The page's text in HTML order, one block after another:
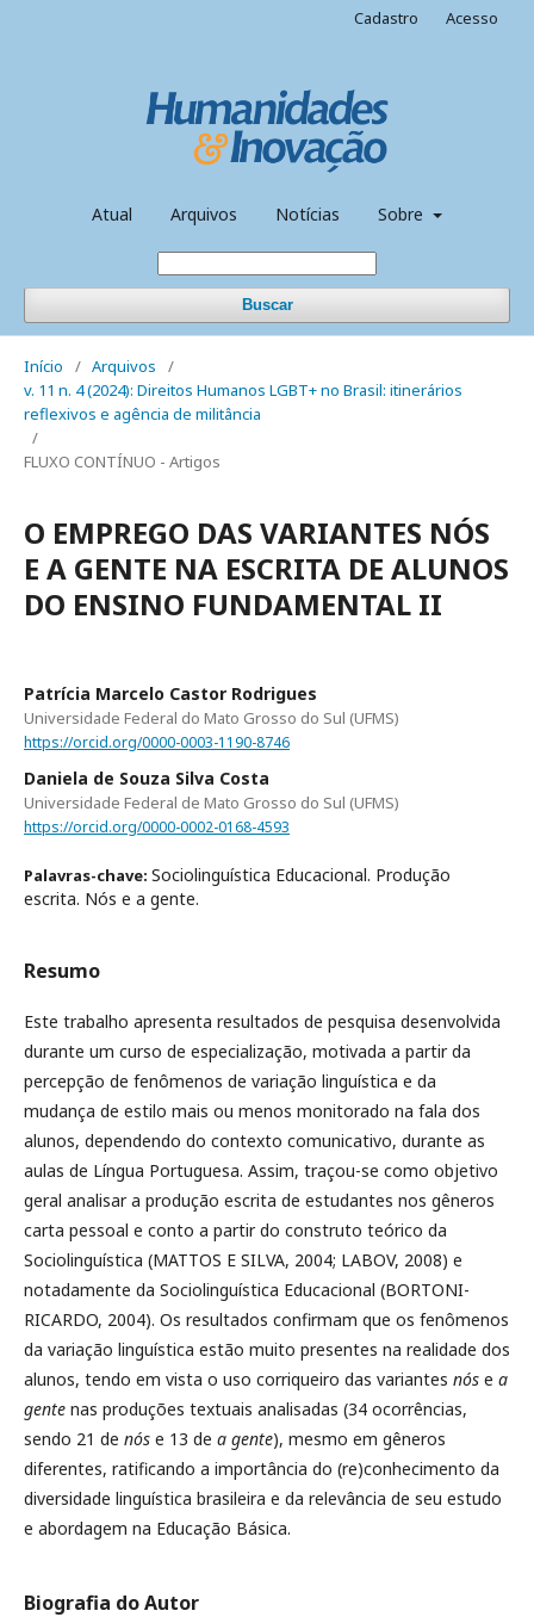
Atual Arquivos Notícias Sobre
Buscar
Cadastro Acesso
Início / Arquivos
/
v. 11 n. 4 (2024): Direitos Humanos LGBT+ no Brasil: itinerários
reflexivos e agência de militância
/
FLUXO CONTÍNUO - Artigos
O EMPREGO DAS VARIANTES NÓS
E A GENTE NA ESCRITA DE ALUNOS
DO ENSINO FUNDAMENTAL II
Patrícia Marcelo Castor Rodrigues
Universidade Federal do Mato Grosso do Sul (UFMS)
https://orcid.org/0000-0003-1190-8746
Daniela de Souza Silva Costa
Universidade Federal de Mato Grosso do Sul (UFMS)
https://orcid.org/0000-0002-0168-4593
Palavras-chave: Sociolinguística Educacional. Produção
escrita. Nós e a gente.
Resumo
Este trabalho apresenta resultados de pesquisa desenvolvida
durante um curso de especialização, motivada a partir da
percepção de fenômenos de variação linguística e da
mudança de estilo mais ou menos monitorado na fala dos
alunos, dependendo do contexto comunicativo, durante as
aulas de Língua Portuguesa. Assim, traçou-se como objetivo
geral analisar a produção escrita de estudantes nos gêneros
carta pessoal e conto a partir do construto teórico da
Sociolinguística (MATTOS E SILVA, 2004; LABOV, 2008) e
notadamente da Sociolinguística Educacional (BORTONI-
RICARDO, 2004). Os resultados confirmam que os fenômenos
da variação linguística estão muito presentes na realidade dos
alunos, tendo em vista o uso corriqueiro das variantes nós e a
gente nas produções textuais analisadas (34 ocorrências,
sendo 21 de nós e 13 de a gente), mesmo em gêneros
diferentes, ratificando a importância do (re)conhecimento da
diversidade linguística brasileira e da relevância de seu estudo
e abordagem na Educação Básica.
Biografia do Autor